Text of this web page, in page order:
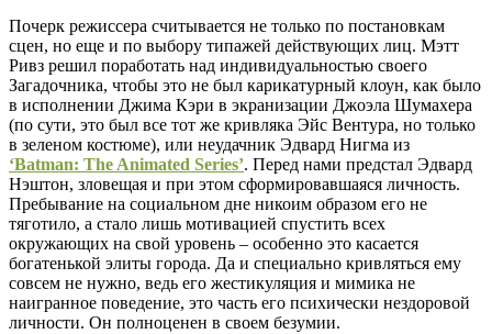
Почерк режиссера считывается не только по постановкам
сцен, но еще и по выбору типажей действующих лиц. Мэтт
Ривз решил поработать над индивидуальностью своего
Загадочника, чтобы это не был карикатурный клоун, как было
в исполнении Джима Кэри в экранизации Джоэла Шумахера
(по сути, это был все тот же кривляка Эйс Вентура, но только
в зеленом костюме), или неудачник Эдвард Нигма из
‘Batman: The Animated Series’. Перед нами предстал Эдвард
Нэштон, зловещая и при этом сформировавшаяся личность.
Пребывание на социальном дне никоим образом его не
тяготило, а стало лишь мотивацией спустить всех
окружающих на свой уровень – особенно это касается
богатенькой элиты города. Да и специально кривляться ему
совсем не нужно, ведь его жестикуляция и мимика не
наигранное поведение, это часть его психически нездоровой
личности. Он полноценен в своем безумии.